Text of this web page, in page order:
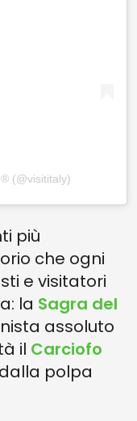
(@visititaly)
più
che ogni
e visitatori
la Sagra del
assoluto
il Carciofo
polpa